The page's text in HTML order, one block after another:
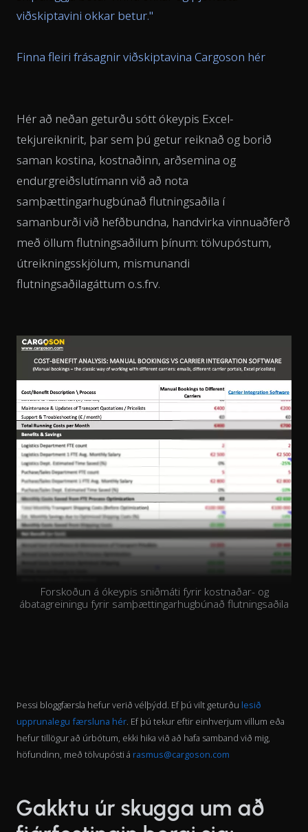
viðskiptavini okkar betur."
Finna fleiri frásagnir viðskiptavina Cargoson hér
Hér að neðan geturðu sótt ókeypis Excel-
tekjureiknirit, þar sem þú getur reiknað og borið
saman kostina, kostnaðinn, arðsemina og
endurgreiðslutímann við að nota
samþættingarhugbúnað flutningsaðila í
samanburði við hefðbundna, handvirka vinnuaðferð
með öllum flutningsaðilum þínum: tölvupóstum,
útreikningsskjölum, mismunandi
flutningsaðilagáttum o.s.frv.
Forskoðun á ókeypis sniðmáti fyrir kostnaðar- og
ábatagreiningu fyrir samþættingarhugbúnað flutningsaðila
Þessi bloggfærsla hefur verið vélþýdd. Ef þú vilt geturðu lesið
upprunalegu færsluna hér. Ef þú tekur eftir einhverjum villum eða
hefur tillögur að úrbótum, ekki hika við að hafa samband við mig,
höfundinn, með tölvupósti á rasmus@cargoson.com
Gakktu úr skugga um að